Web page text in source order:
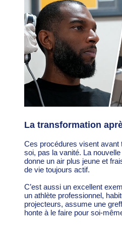
La transformation
Ces procédures visent avant
soi, pas la vanité. La
donne un air plus jeune et
de vie toujours actif.
C’est aussi un excellent
un athlète professionnel,
projecteurs, assume une
honte à le faire pour soi-